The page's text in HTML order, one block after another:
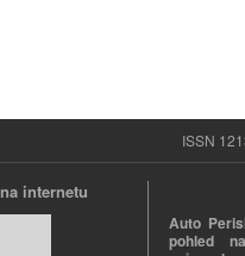
ISSN
internetu
Auto
pohled